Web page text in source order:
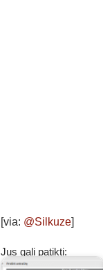
[via: @Silkuze]
Jus gali patikti: